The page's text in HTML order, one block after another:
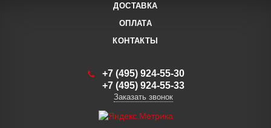
ДОСТАВКА
ОПЛАТА
КОНТАКТЫ
+7 (495) 924-55-30
+7 (495) 924-55-33
Заказать звонок